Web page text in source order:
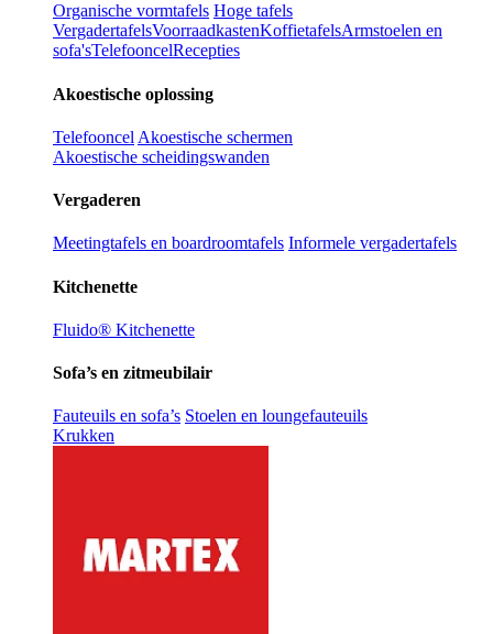
Organische vormtafels Hoge tafels
VergadertafelsVoorraadkastenKoffietafelsArmstoelen en
sofa'sTelefooncelRecepties
Akoestische oplossing
Telefooncel Akoestische schermen
Akoestische scheidingswanden
Vergaderen
Meetingtafels en boardroomtafels Informele vergadertafels
Kitchenette
Fluido® Kitchenette
Sofa’s en zitmeubilair
Fauteuils en sofa’s Stoelen en loungefauteuils
Krukken